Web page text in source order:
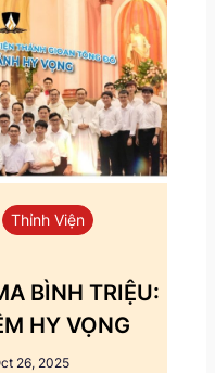
Thỉnh Viện
BÌNH TRIỆU:
HY VỌNG
26, 2025